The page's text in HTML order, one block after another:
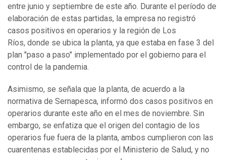
entre junio y septiembre de este año. Durante el período de
elaboración de estas partidas, la empresa no registró
casos positivos en operarios y la región de Los
Ríos, donde se ubica la planta, ya que estaba en fase 3 del
plan "paso a paso" implementado por el gobierno para el
control de la pandemia.
Asimismo, se señala que la planta, de acuerdo a la
normativa de Sernapesca, informó dos casos positivos en
operarios durante este año en el mes de noviembre. Sin
embargo, se enfatiza que el origen del contagio de los
operarios fue fuera de la planta, ambos cumplieron con las
cuarentenas establecidas por el Ministerio de Salud, y no